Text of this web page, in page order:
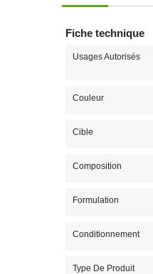
Fiche technique
Usages Autorisés
Couleur
Cible
Composition
Formulation
Conditionnement
Type De Produit